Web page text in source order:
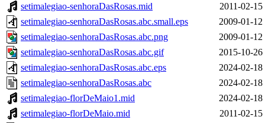
setimalegiao-senhoraDasRosas.mid
2011-02-15
setimalegiao-senhoraDasRosas.abc.small.eps
2009-01-12
setimalegiao-senhoraDasRosas.abc.png
2009-01-12
setimalegiao-senhoraDasRosas.abc.gif
2015-10-26
setimalegiao-senhoraDasRosas.abc.eps
2024-02-18
setimalegiao-senhoraDasRosas.abc
2024-02-18
setimalegiao-florDeMaio1.mid
2024-02-18
setimalegiao-florDeMaio.mid
2011-02-15